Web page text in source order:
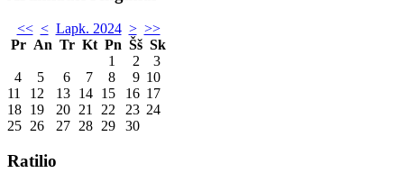
<< < Lapk. 2024 > >>
Pr An Tr Kt Pn Šš Sk
1
2
3
4
5 6 7 8 9 10
11
12 13 14 15 16 17
18 19 20 21 22 23 24
25 26 27 28 29 30
Ratilio